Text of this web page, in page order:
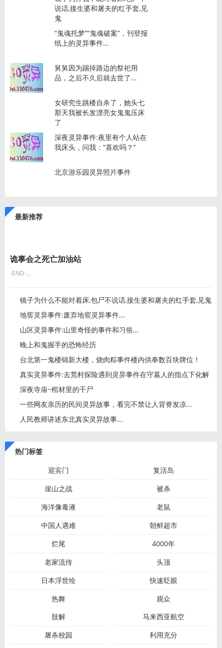
说话,接生婆和屠夫的红手套,见
鬼
“鬼魂托梦”“鬼魂破案”，刊登报
纸上的灵异事件…
舅舅因为踢掉路边的祭祀用
品，之后不久后就去世了...
女研究生跳楼自杀了，她头七
那天我被长发漂亮女鬼鬼压床
了
深夜灵异事件:夜里有个人站在
我床头，问我：“喜欢吗？”
北京游乐园灵异照片事件
最新推荐
诡事会之死亡加油站
-END-...
镜子为什么不能对着床,包尸不说话,接生婆和屠夫的红手套,见鬼
地窖灵异事件:废弃地窖灵异事件...
山区灵异事件:山里奇怪的事件和习俗...
晚上和鬼握手的恐怖经历
台北第一鬼楼锦新大楼，烧肉粽事件楼内供奉数百块牌位！
真实灵异事件:去荒村探险遇到灵异事件在守墓人的指点下化解
深夜寺庙~棺材里的干尸
一些网友亲历的民间灵异故事，看完不禁让人背脊发凉...
人民教师讲述东北真实灵异故事...
热门标签
迎宾门
复活岛
崖山之战
被杀
海洋像毒液
老鼠
中国人遇难
朝鲜超市
烂尾
4000年
老家流传
头顶
日本浮世绘
快速眨眼
热舞
观众
肢解
马来西亚航空
屠杀校园
利用充分